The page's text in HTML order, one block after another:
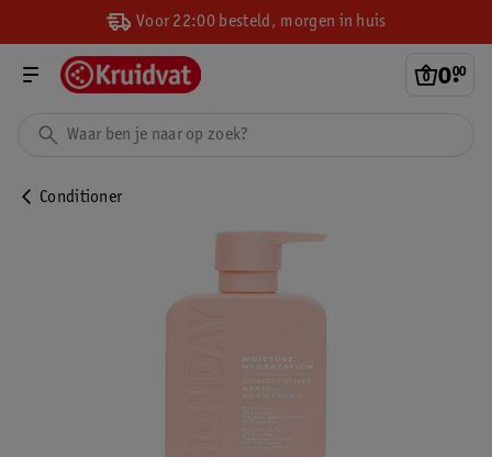
Voor 22:00 besteld, morgen in huis
0.
00
Conditioner